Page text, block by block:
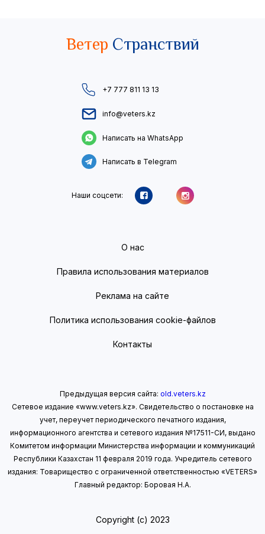
Ветер Странствий
+7 777 811 13 13
info@veters.kz
Написать на WhatsApp
Написать в Telegram
Наши соцсети:
О нас
Правила использования материалов
Реклама на сайте
Политика использования cookie-файлов
Контакты
Предыдущая версия сайта: old.veters.kz
Сетевое издание «www.veters.kz». Свидетельство о постановке на
учет, переучет периодического печатного издания,
информационного агентства и сетевого издания №17511-СИ, выдано
Комитетом информации Министерства информации и коммуникаций
Республики Казахстан 11 февраля 2019 года. Учредитель сетевого
издания: Товарищество с ограниченной ответственностью «VETERS»
Главный редактор: Боровая Н.А.
Copyright (с) 2023